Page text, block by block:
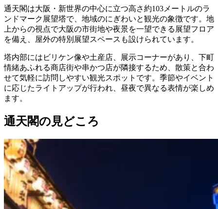
通天閣は大阪・新世界の中心に立つ高さ約103メートルのラ
ンドマーク展望塔で、地域のにぎわいと観光の象徴です。地
上からの視点で大阪の市街地や夜景を一望できる展望フロア
を備え、屋外の特別展望スペースも設けられています。
塔内部にはビリケン像や土産店、展示コーナーがあり、下町
情緒あふれる商店街や串かつ店が隣接するため、散策と合わ
せて気軽に訪問しやすい観光スポットです。季節やイベント
に応じたライトアップが行われ、昼夜で異なる表情が楽しめ
ます。
通天閣の見どころ